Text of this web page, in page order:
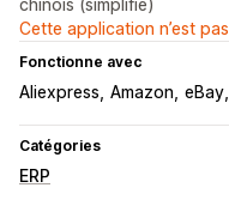
chinois (simplifié)
Cette application n’est
Fonctionne avec
Aliexpress Amazon eBay
Catégories
ERP